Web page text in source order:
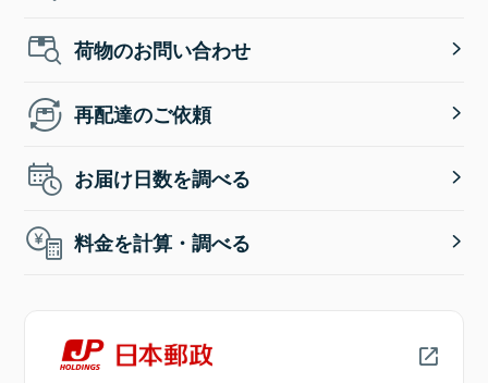
荷物のお問い合わせ
再配達のご依頼
お届け日数を調べる
料金を計算・調べる